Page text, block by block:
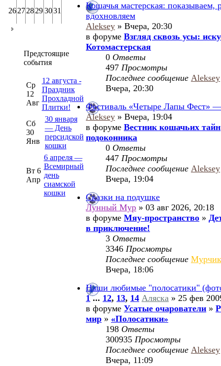
262728293031
Предстоящие
события
Ср
12
Авг
12 августа -
Праздник
Прохладной
Плитки!
Сб
30
Янв
30 января
— День
персидской
кошки
Вт 6
Апр
6 апреля —
Всемирный
день
сиамской
кошки
Кошачья мастерская: показываем,
вдохновляем
Aleksey » Вчера, 20:30
в форумеВзгляд сквозь усы:
Котомастерская
0 Ответы
497Просмотры
Последнее сообщениеAleksey
Вчера, 20:30
Фестиваль «Четыре Лапы Фест» —
Aleksey » Вчера, 19:04
в форумеВестник кошачьих тайн
подоконника
0 Ответы
447Просмотры
Последнее сообщениеAleksey
Вчера, 19:04
Сказки на подушке
Лунный Мур » 03 авг 2026, 20:18
в форумеМяу-пространство »
в приключение!
3 Ответы
3346Просмотры
Последнее сообщение
Вчера, 18:06
Наши любимые "полосатики"
1... 12, 13, 14 Аляска » 25 фев
в форумеУсатые очарователи »
мир » «Полосатики»
198 Ответы
300935Просмотры
Последнее сообщениеAleksey
Вчера, 11:09